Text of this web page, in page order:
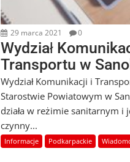
29 marca 2021 0
Wydział
Transportu w
Wydział Komunikacji i
Starostwie Powiatowym w
działa w reżimie sanitarnym i
czynny...
Informacje Podkarpackie